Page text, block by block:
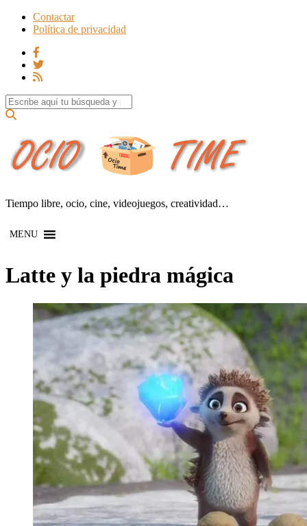
Contactar
Política de privacidad
Search for:
Tiempo libre, ocio, cine, videojuegos, creatividad…
MENU
Latte y la piedra mágica